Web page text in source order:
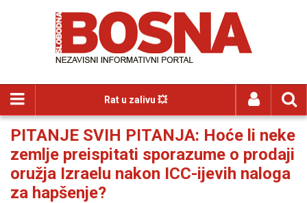
Rat u zalivu 💥
PITANJE SVIH PITANJA: Hoće li neke
zemlje preispitati sporazume o prodaji
oružja Izraelu nakon ICC-ijevih naloga
za hapšenje?